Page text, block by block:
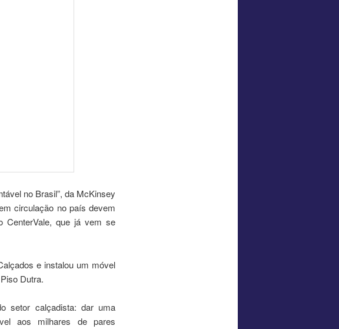
no Brasil”, da McKinsey
circulação no país devem
CenterVale, que já vem se
e instalou um móvel
Dutra.
setor calçadista: dar uma
aos milhares de pares